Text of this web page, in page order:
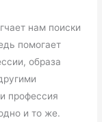
нам поиски
помогает
образа
профессия
и то же.